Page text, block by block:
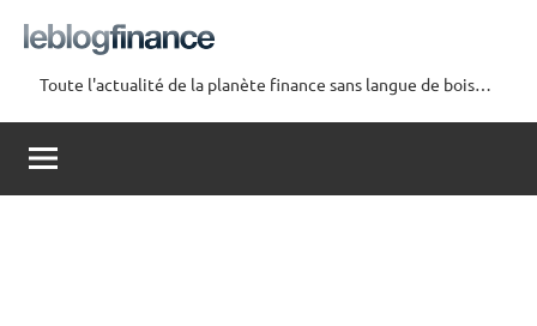
contenu
Le
Blog
Finance
Toute l'actualité de la planète finance sans langue de bois…